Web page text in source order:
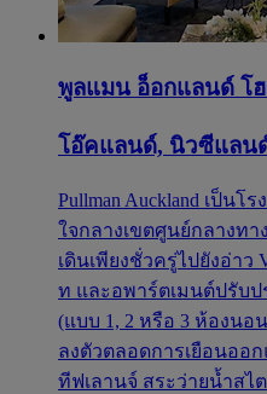
พูลแมน อ็อกแลนด์ โ
โอ๊คแลนด์, นิวซีแลน
Pullman Auckland เป็น
ใจกลางเขตศูนย์กลางท
เดินเพียงชั่วครู่ไปยังอ่าว
ท และอพาร์ตเมนต์ปรับป
(แบบ 1, 2 หรือ 3 ห้องน
ลงตัวตลอดการเยือนออ
ทีฟเลานจ์ สระว่ายน้ำสไต